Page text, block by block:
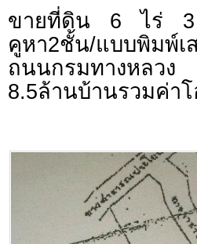
ขายที่ดิน 6 ไร่ 3
คูหา2ชั้น/แบบพิมพ์
ถนนกรมทางหลว
8.5ล้านบ้านรวมค่า